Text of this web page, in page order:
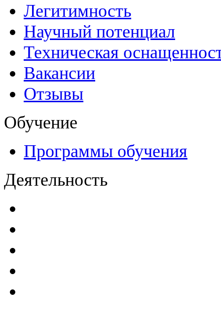
Легитимность
Научный потенциал
Техническая
Вакансии
Отзывы
Обучение
Программы обучения
Деятельность